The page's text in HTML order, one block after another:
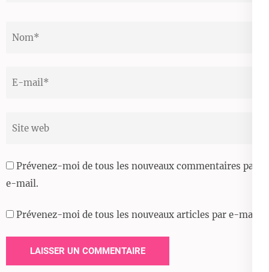
Prévenez-moi de tous les nouveaux commentaires par
e-mail.
Prévenez-moi de tous les nouveaux articles par e-mail.